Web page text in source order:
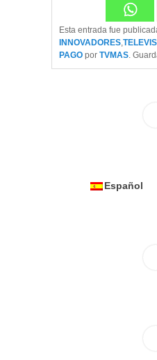
Esta entrada fue
INNOVADORES,
PAGO por TVMAS.
Español